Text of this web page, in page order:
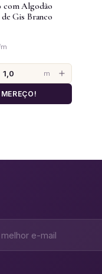
com Algodão
Gis Branco
m
m